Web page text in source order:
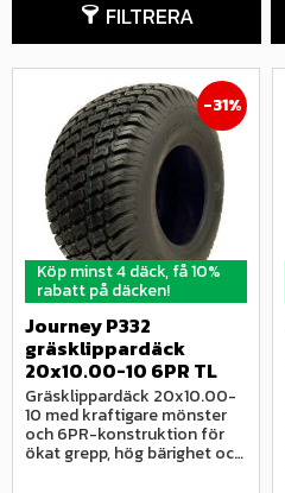
FILTRERA
Köp minst 4 däck, få 10%
rabatt på däcken!
Journey P332
gräsklippardäck
20x10.00-10 6PR TL
Gräsklippardäck 20x10.00-
10 med kraftigare mönster
och 6PR-konstruktion för
ökat grepp, hög bärighet och
31%